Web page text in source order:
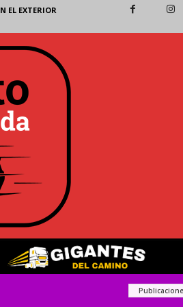
EL EXTERIOR